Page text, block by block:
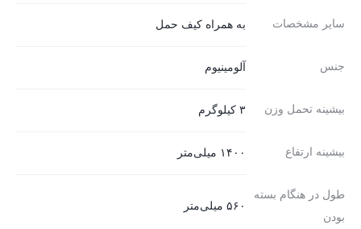
سایر مشخصات به همراه کیف حمل
جنس آلومینیوم
بیشینه تحمل وزن ۳ کیلوگرم
بیشینه ارتفاع ۱۴۰۰ میلی‌متر
طول در هنگام بسته
بودن
۵۶۰ میلی‌متر